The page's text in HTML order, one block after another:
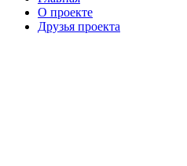
О проекте
Друзья проекта